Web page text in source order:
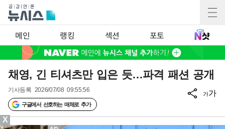
메인 랭킹 섹션 포토
채영, 긴 티셔츠만 입은 듯…파격 패션 공개
기사등록 2026/07/08 09:55:56
구글에서 선호하는 매체로 추가
가가
X